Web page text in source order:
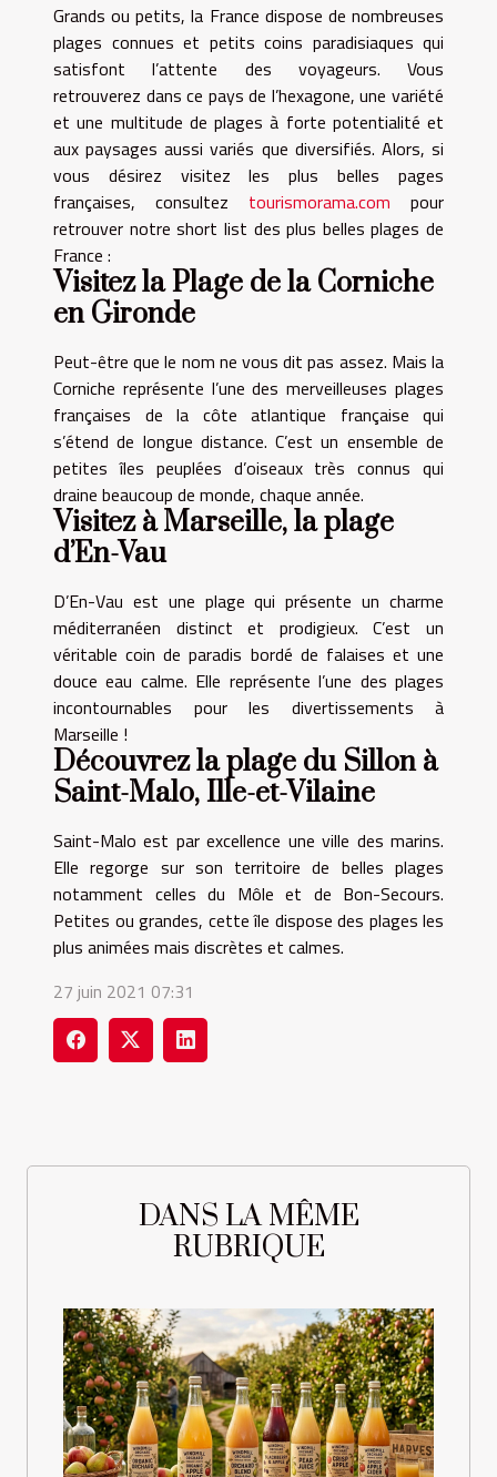
Grands ou petits, la France dispose de nombreuses
plages connues et petits coins paradisiaques qui
satisfont l’attente des voyageurs. Vous
retrouverez dans ce pays de l’hexagone, une variété
et une multitude de plages à forte potentialité et
aux paysages aussi variés que diversifiés. Alors, si
vous désirez visitez les plus belles pages
françaises, consultez tourismorama.com pour
retrouver notre short list des plus belles plages de
France :
Visitez la Plage de la Corniche
en Gironde
Peut-être que le nom ne vous dit pas assez. Mais la
Corniche représente l’une des merveilleuses plages
françaises de la côte atlantique française qui
s’étend de longue distance. C’est un ensemble de
petites îles peuplées d’oiseaux très connus qui
draine beaucoup de monde, chaque année.
Visitez à Marseille, la plage
d’En-Vau
D’En-Vau est une plage qui présente un charme
méditerranéen distinct et prodigieux. C’est un
véritable coin de paradis bordé de falaises et une
douce eau calme. Elle représente l’une des plages
incontournables pour les divertissements à
Marseille !
Découvrez la plage du Sillon à
Saint-Malo, Ille-et-Vilaine
Saint-Malo est par excellence une ville des marins.
Elle regorge sur son territoire de belles plages
notamment celles du Môle et de Bon-Secours.
Petites ou grandes, cette île dispose des plages les
plus animées mais discrètes et calmes.
27 juin 2021 07:31
DANS LA MÊME
RUBRIQUE